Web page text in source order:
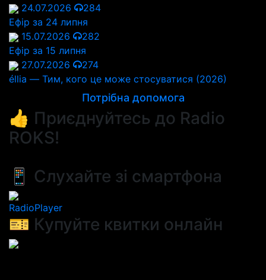
24.07.2026
284
Ефір за 24 липня
15.07.2026
282
Ефір за 15 липня
27.07.2026
274
éllia — Тим, кого це може стосуватися (2026)
Потрібна допомога
👍 Приєднуйтесь до Radio
ROKS!
📱 Слухайте зі смартфона
RadioPlayer
🎫 Купуйте квитки онлайн